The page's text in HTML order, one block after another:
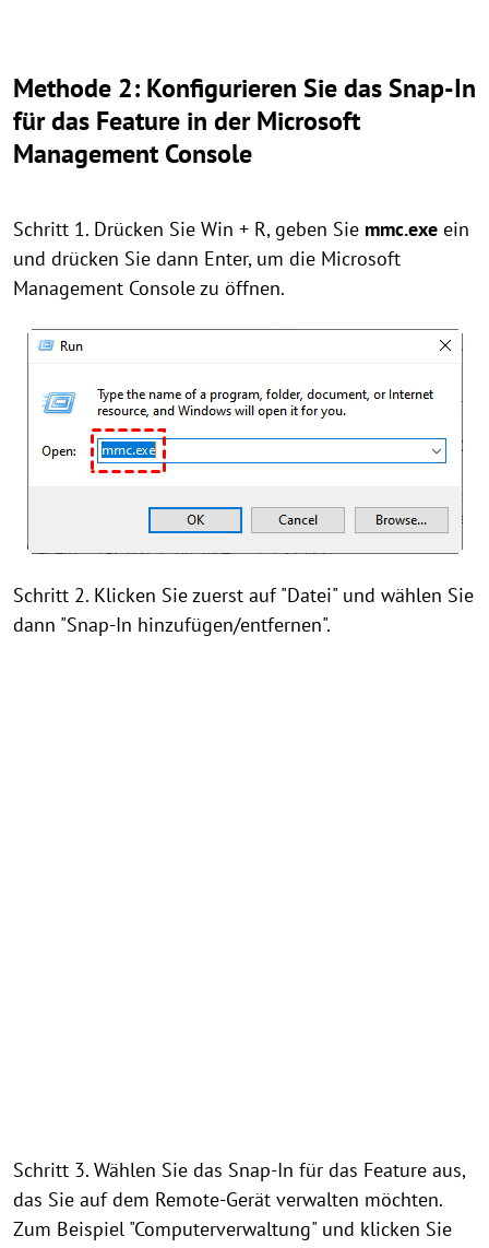
Methode 2: Konfigurieren Sie das Snap-In
für das Feature in der Microsoft
Management Console
Schritt 1. Drücken Sie Win + R, geben Sie mmc.exe ein
und drücken Sie dann Enter, um die Microsoft
Management Console zu öffnen.
Schritt 2. Klicken Sie zuerst auf "Datei" und wählen Sie
dann "Snap-In hinzufügen/entfernen".
Schritt 3. Wählen Sie das Snap-In für das Feature aus,
das Sie auf dem Remote-Gerät verwalten möchten.
Zum Beispiel "Computerverwaltung" und klicken Sie